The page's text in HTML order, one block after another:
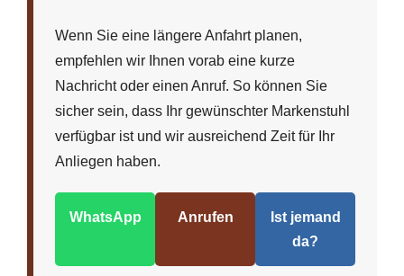
Wenn Sie eine längere Anfahrt planen,
empfehlen wir Ihnen vorab eine kurze
Nachricht oder einen Anruf. So können Sie
sicher sein, dass Ihr gewünschter Markenstuhl
verfügbar ist und wir ausreichend Zeit für Ihr
Anliegen haben.
WhatsApp Anrufen
Ist jemand
da?